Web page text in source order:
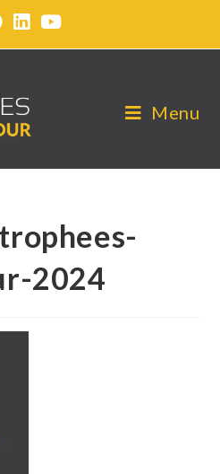
Menu
2024